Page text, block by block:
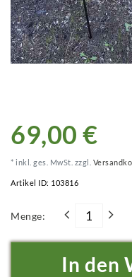
69,00 €
* inkl. ges. MwSt. zzgl.
Artikel ID: 103816
Menge:
In den